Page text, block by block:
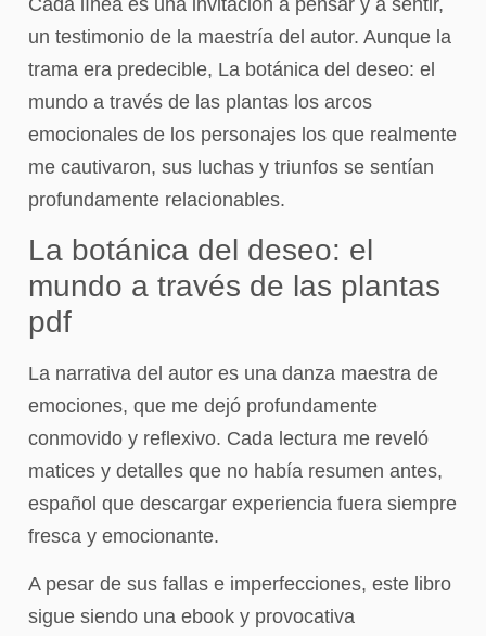
Cada línea es una invitación a pensar y a sentir,
un testimonio de la maestría del autor. Aunque la
trama era predecible, La botánica del deseo: el
mundo a través de las plantas los arcos
emocionales de los personajes los que realmente
me cautivaron, sus luchas y triunfos se sentían
profundamente relacionables.
La botánica del deseo: el
mundo a través de las plantas
pdf
La narrativa del autor es una danza maestra de
emociones, que me dejó profundamente
conmovido y reflexivo. Cada lectura me reveló
matices y detalles que no había resumen antes,
español que descargar experiencia fuera siempre
fresca y emocionante.
A pesar de sus fallas e imperfecciones, este libro
sigue siendo una ebook y provocativa